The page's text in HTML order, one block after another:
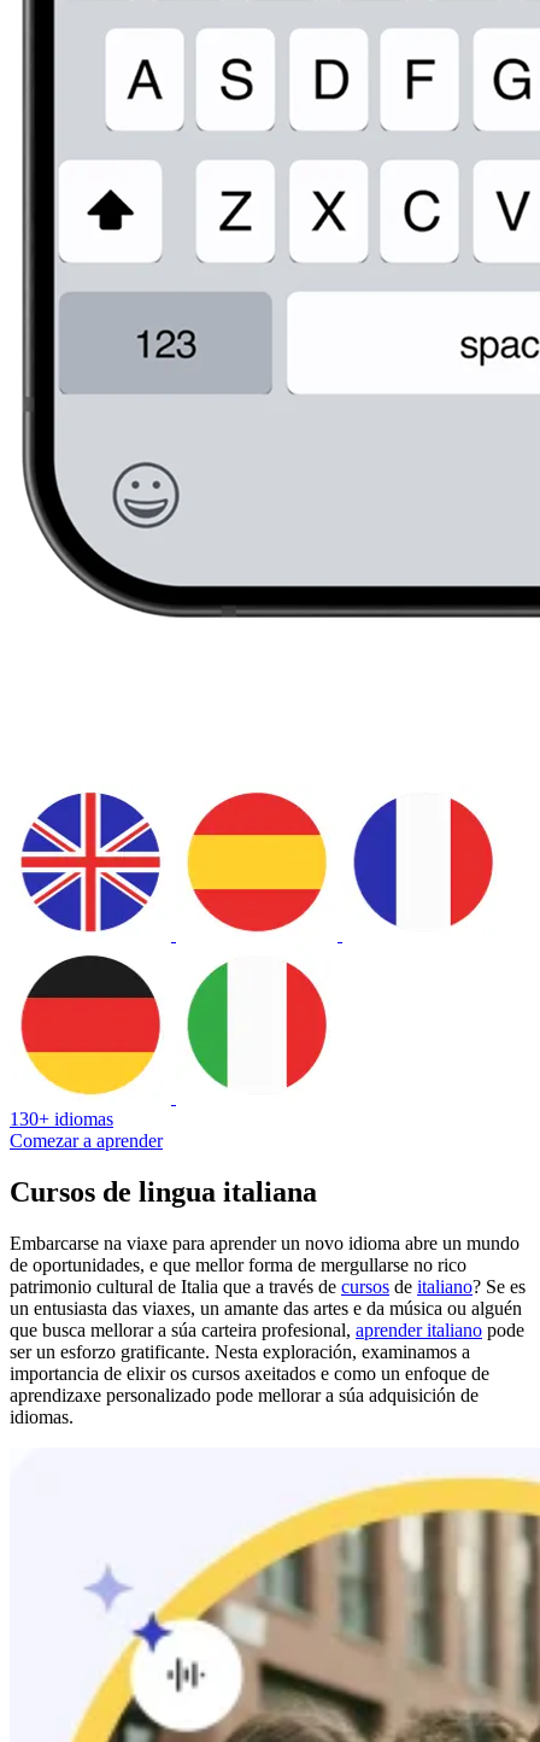
130+ idiomas
Comezar a aprender
Cursos de lingua italiana
Embarcarse na viaxe para aprender un novo idioma abre un mundo
de oportunidades, e que mellor forma de mergullarse no rico
patrimonio cultural de Italia que a través de cursos de italiano? Se es
un entusiasta das viaxes, un amante das artes e da música ou alguén
que busca mellorar a súa carteira profesional, aprender italiano pode
ser un esforzo gratificante. Nesta exploración, examinamos a
importancia de elixir os cursos axeitados e como un enfoque de
aprendizaxe personalizado pode mellorar a súa adquisición de
idiomas.